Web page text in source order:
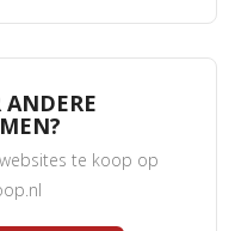
ANDERE
te koop op